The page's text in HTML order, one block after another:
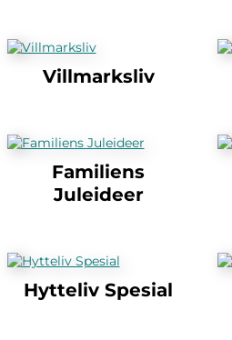
Villmarksliv
Familiens
Juleideer
Hytteliv Spesial